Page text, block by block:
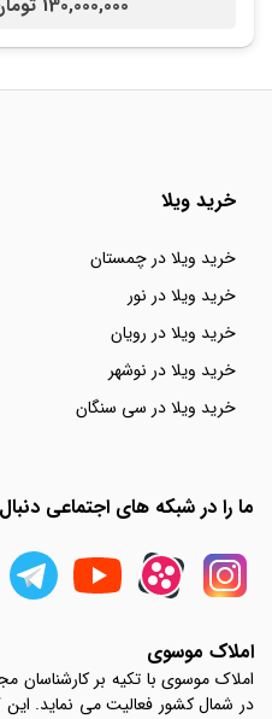
130,000,000 تومان /
خرید ویلا
خرید ویلا در چمستان
خرید ویلا در نور
خرید ویلا در رویان
خرید ویلا در نوشهر
خرید ویلا در سی سنگان
ما را در شبکه های اجتماعی
املاک موسوی
املاک موسوی با تکیه بر
در شمال کشور فعالیت می نماید. این